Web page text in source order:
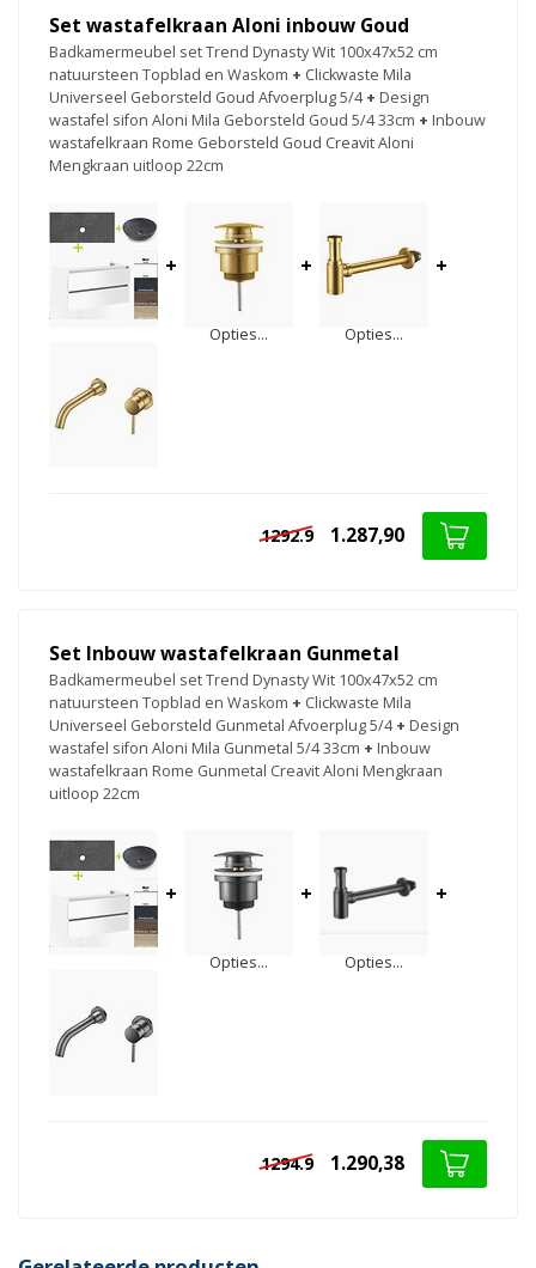
Set wastafelkraan Aloni inbouw Goud
Badkamermeubel set Trend Dynasty Wit 100x47x52 cm
natuursteen Topblad en Waskom + Clickwaste Mila
Universeel Geborsteld Goud Afvoerplug 5/4 + Design
wastafel sifon Aloni Mila Geborsteld Goud 5/4 33cm + Inbouw
wastafelkraan Rome Geborsteld Goud Creavit Aloni
Mengkraan uitloop 22cm
+
Opties...
+
Opties...
+
1292.9 1.287,90
Set Inbouw wastafelkraan Gunmetal
Badkamermeubel set Trend Dynasty Wit 100x47x52 cm
natuursteen Topblad en Waskom + Clickwaste Mila
Universeel Geborsteld Gunmetal Afvoerplug 5/4 + Design
wastafel sifon Aloni Mila Gunmetal 5/4 33cm + Inbouw
wastafelkraan Rome Gunmetal Creavit Aloni Mengkraan
uitloop 22cm
+
Opties...
+
Opties...
+
1294.9 1.290,38